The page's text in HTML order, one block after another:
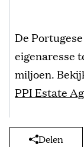
De
eigenaresse
miljoen.
PPI Estate
Delen